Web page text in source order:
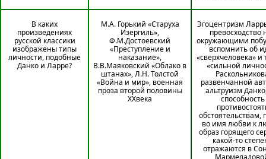
В каких
произведениях
русской классики
изображены типы
личности, подобные
Данко и Ларре?
М.А. Горький «Старуха
Изергиль»,
Ф.М.Достоевский
«Преступление и
наказание»,
В.В.Маяковский «Облако в
штанах», Л.Н. Толстой
«Война и мир», военная
проза второй половины
XXвека
Эгоцентризм
превосходство
окружающими
вспомнить об
«сверхчеловека» и
«сильной
развенчанной
альтруизм
способность
обстоятельствам,
во имя любви к
образ горящего
какой-то
отражаются в